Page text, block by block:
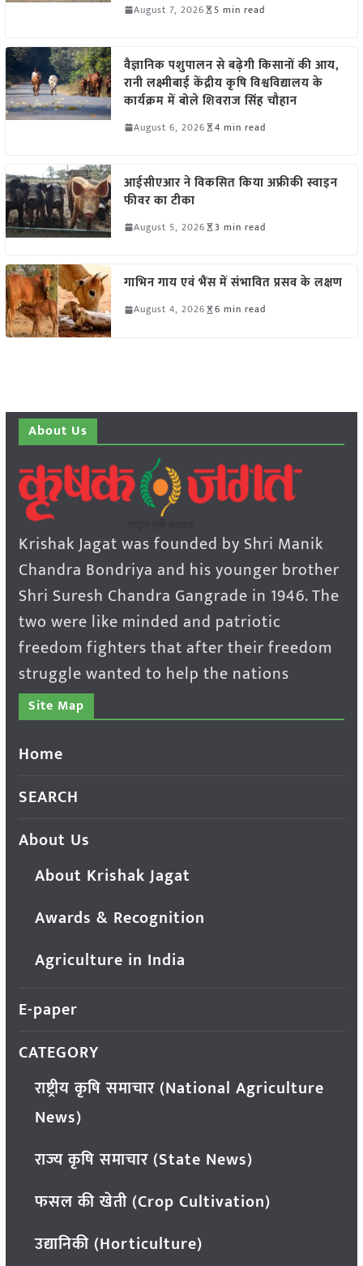
August 7, 2026 5 min read
वैज्ञानिक पशुपालन से बढ़ेगी किसानों की आय,
रानी लक्ष्मीबाई केंद्रीय कृषि विश्वविद्यालय के
कार्यक्रम में बोले शिवराज सिंह चौहान
August 6, 2026 4 min read
आईसीएआर ने विकसित किया अफ्रीकी स्वाइन
फीवर का टीका
August 5, 2026 3 min read
गाभिन गाय एवं भैंस में संभावित प्रसव के लक्षण
August 4, 2026 6 min read
About Us
Krishak Jagat was founded by Shri Manik
Chandra Bondriya and his younger brother
Shri Suresh Chandra Gangrade in 1946. The
two were like minded and patriotic
freedom fighters that after their freedom
struggle wanted to help the nations
Site Map
Home
SEARCH
About Us
About Krishak Jagat
Awards & Recognition
Agriculture in India
E-paper
CATEGORY
राष्ट्रीय कृषि समाचार (National Agriculture
News)
राज्य कृषि समाचार (State News)
फसल की खेती (Crop Cultivation)
उद्यानिकी (Horticulture)